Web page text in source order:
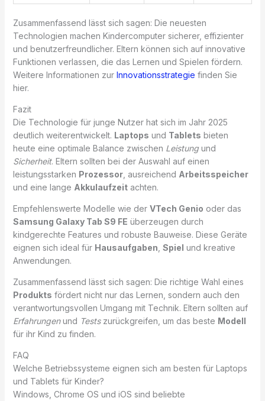
Zusammenfassend lässt sich sagen: Die neuesten
Technologien machen Kindercomputer sicherer, effizienter
und benutzerfreundlicher. Eltern können sich auf innovative
Funktionen verlassen, die das Lernen und Spielen fördern.
Weitere Informationen zur Innovationsstrategie finden Sie
hier.
Fazit
Die Technologie für junge Nutzer hat sich im Jahr 2025
deutlich weiterentwickelt. Laptops und Tablets bieten
heute eine optimale Balance zwischen Leistungund
Sicherheit. Eltern sollten bei der Auswahl auf einen
leistungsstarken Prozessor, ausreichend Arbeitsspeicher
und eine lange Akkulaufzeitachten.
Empfehlenswerte Modelle wie der VTech Genio oder das
Samsung Galaxy Tab S9 FE überzeugen durch
kindgerechte Features und robuste Bauweise. Diese Geräte
eignen sich ideal für Hausaufgaben Spiel und kreative
Anwendungen.
Zusammenfassend lässt sich sagen: Die richtige Wahl eines
Produkts fördert nicht nur das Lernen, sondern auch den
verantwortungsvollen Umgang mit Technik. Eltern sollten auf
Erfahrungenund Testszurückgreifen, um das beste Modell
für ihr Kind zu finden.
FAQ
Welche Betriebssysteme eignen sich am besten für Laptops
und Tablets für Kinder?
Windows, Chrome OS und iOS sind beliebte